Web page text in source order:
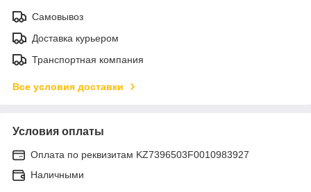
Самовывоз
Доставка курьером
Транспортная компания
Все условия доставки
Условия оплаты
Оплата по реквизитам KZ7396503F0010983927
Наличными